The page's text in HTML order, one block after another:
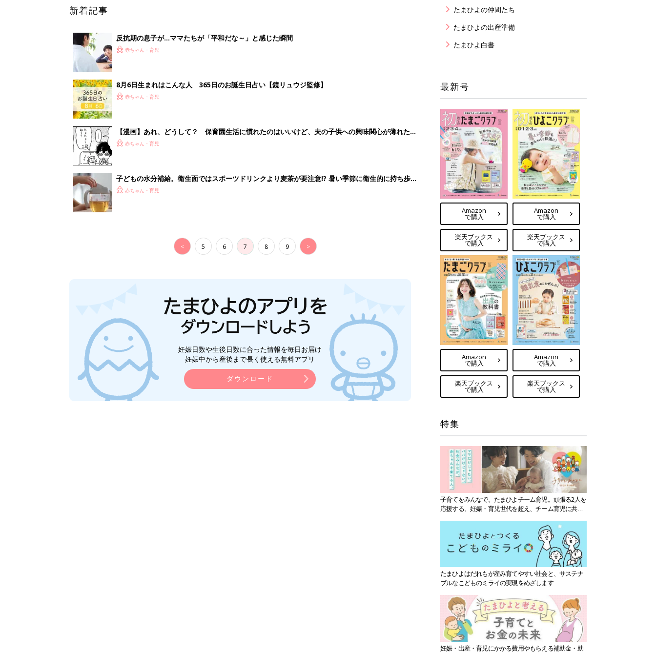
新着記事
反抗期の息子が...ママたちが「平和だな～」と感じた瞬間
赤ちゃん・育児
8月6日生まれはこんな人 365日のお誕生日占い【鏡リュウジ監修】
赤ちゃん・育児
【漫画】あれ、どうして？ 保育園生活に慣れたのはいいけど、夫の子供への興味関心が薄れた気
がする……！『ふうふう子育て ＃91』
赤ちゃん・育児
子どもの水分補給。衛生面ではスポーツドリンクより麦茶が要注意!? 暑い季節に衛生的に持ち歩
く3つのコツとは？【専門家監修】
赤ちゃん・育児
< 5 6 7 8 9 >
妊娠日数や生後日数に合った情報を毎日お届け
妊娠中から産後まで長く使える無料アプリ
ダウンロード
たまひよの仲間たち
たまひよの出産準備
たまひよ白書
最新号
Amazon
で購入
楽天ブックス
で購入
Amazon
で購入
楽天ブックス
で購入
Amazon
で購入
楽天ブックス
で購入
Amazon
で購入
楽天ブックス
で購入
特集
子育てをみんなで。たまひよチーム育児。頑張る2人を
応援する、妊娠・育児世代を超え、チーム育児に共感
たまひよはだれもが産み育てやすい社会と、サステナ
ブルなこどものミライの実現をめざします
妊娠・出産・育児にかかる費用やもらえる補助金・助